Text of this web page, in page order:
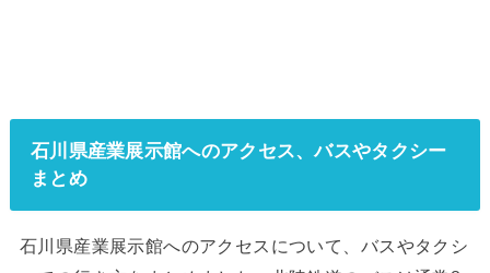
石川県産業展示館へのアクセス、バスやタクシー
まとめ
石川県産業展示館へのアクセスについて、バスやタクシ